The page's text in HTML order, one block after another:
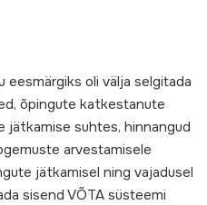
oli välja selgitada
õpingute katkestanute
jätkamise suhtes, hinnangud
arvestamisele
jätkamisel ning vajadusel
sisend VÕTA süsteemi